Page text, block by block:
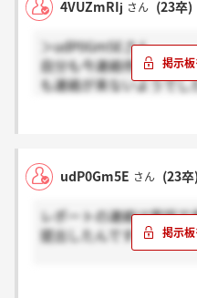
4VUZmRIj さん (23卒)
＞udP0Gm5Eさん
自分も今連絡待ってる状
も連絡が来ないようでし
udP0Gm5E さん (23卒)
レポートの連絡は電話で
提出したんですが連絡が